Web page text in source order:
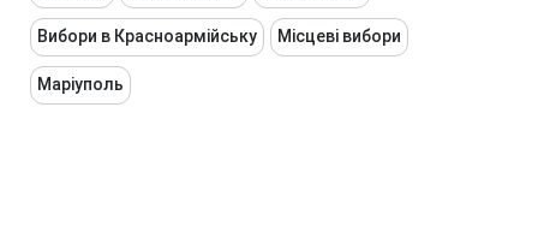
Вибори в Красноармійську Місцеві вибори
Маріуполь